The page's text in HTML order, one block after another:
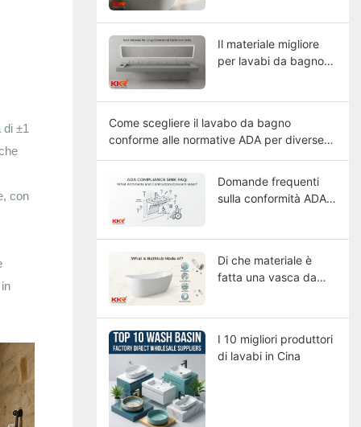
±1
con
Il materiale migliore
per lavabi da bagno
Come scegliere il lavabo da bagno
conforme alle normative ADA per diverse
Domande frequenti
sulla conformità ADA:
appaltatori?
Di che materiale è
fatta una vasca da
I 10 migliori produttori
di lavabi in Cina